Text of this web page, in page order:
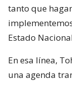
tanto que
Estado
En esa línea,
una agenda